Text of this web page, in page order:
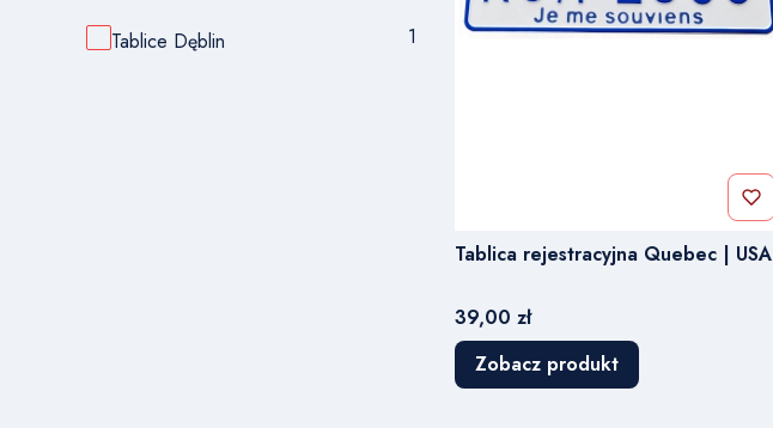
Marka
Tablice Dęblin 1
Tablica rejestracyjna Quebec | USA
Cena
39,00 zł
Zobacz produkt